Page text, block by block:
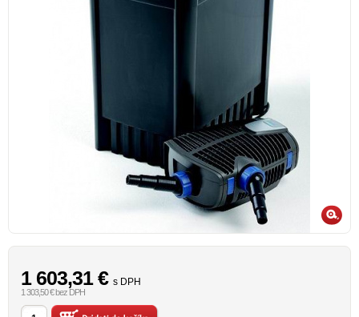
1 603,31€ s DPH
1 303,50 € bez DPH